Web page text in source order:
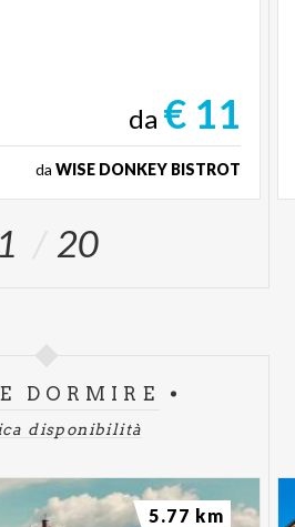
da € 11
da WISE DONKEY BISTROT
1 20
DORMIRE
disponibilità
5.77 km